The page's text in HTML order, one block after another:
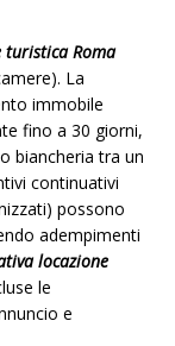
turistica Roma
La
immobile
fino a 30 giorni,
biancheria tra un
continuativi
possono
adempimenti
locazione
le
e